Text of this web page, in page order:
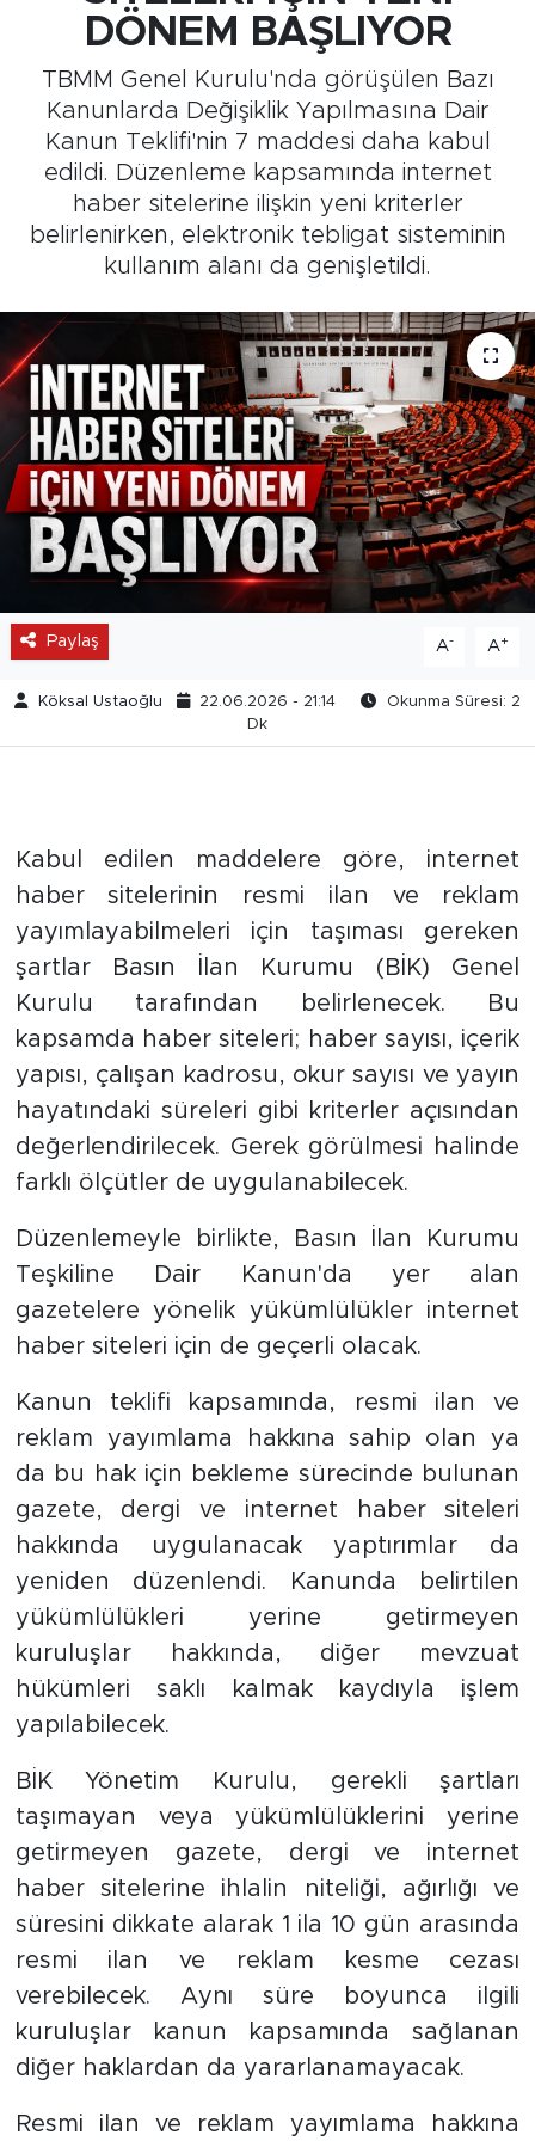
DÖNEM BAŞLIYOR
TBMM Genel Kurulu'nda görüşülen Bazı
Kanunlarda Değişiklik Yapılmasına Dair
Kanun Teklifi'nin 7 maddesi daha kabul
edildi. Düzenleme kapsamında internet
haber sitelerine ilişkin yeni kriterler
belirlenirken, elektronik tebligat sisteminin
kullanım alanı da genişletildi.
Paylaş A- A+
Köksal Ustaoğlu 22.06.2026 - 21:14
Okunma Süresi: 2
Dk
Kabul edilen maddelere göre, internet
haber sitelerinin resmi ilan ve reklam
yayımlayabilmeleri için taşıması gereken
şartlar Basın İlan Kurumu (BİK) Genel
Kurulu tarafından belirlenecek. Bu
kapsamda haber siteleri; haber sayısı, içerik
yapısı, çalışan kadrosu, okur sayısı ve yayın
hayatındaki süreleri gibi kriterler açısından
değerlendirilecek. Gerek görülmesi halinde
farklı ölçütler de uygulanabilecek.
Düzenlemeyle birlikte, Basın İlan Kurumu
Teşkiline Dair Kanun'da yer alan
gazetelere yönelik yükümlülükler internet
haber siteleri için de geçerli olacak.
Kanun teklifi kapsamında, resmi ilan ve
reklam yayımlama hakkına sahip olan ya
da bu hak için bekleme sürecinde bulunan
gazete, dergi ve internet haber siteleri
hakkında uygulanacak yaptırımlar da
yeniden düzenlendi. Kanunda belirtilen
yükümlülükleri yerine getirmeyen
kuruluşlar hakkında, diğer mevzuat
hükümleri saklı kalmak kaydıyla işlem
yapılabilecek.
BİK Yönetim Kurulu, gerekli şartları
taşımayan veya yükümlülüklerini yerine
getirmeyen gazete, dergi ve internet
haber sitelerine ihlalin niteliği, ağırlığı ve
süresini dikkate alarak 1 ila 10 gün arasında
resmi ilan ve reklam kesme cezası
verebilecek. Aynı süre boyunca ilgili
kuruluşlar kanun kapsamında sağlanan
diğer haklardan da yararlanamayacak.
Resmi ilan ve reklam yayımlama hakkına
Medya
Sağlık
Siyaset
Teknoloji
Köşe Yazarları
Manşet
Ulusal Son Dakika Haberleri